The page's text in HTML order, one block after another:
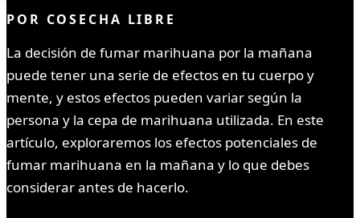
POR COSECHA LIBRE
La decisión de fumar marihuana por la mañana
puede tener una serie de efectos en tu cuerpo y
mente, y estos efectos pueden variar según la
persona y la cepa de marihuana utilizada. En este
artículo, exploraremos los efectos potenciales de
fumar marihuana en la mañana y lo que debes
considerar antes de hacerlo.